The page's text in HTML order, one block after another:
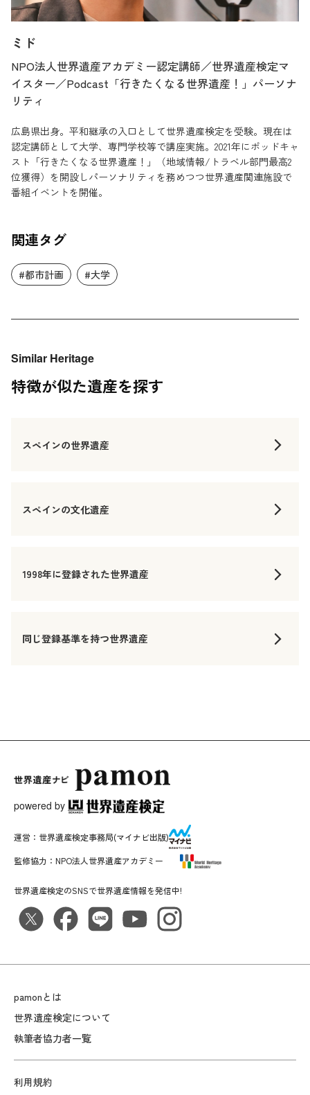
ミド
NPO法人世界遺産アカデミー認定講師／世界遺産検定マ
イスター／Podcast「行きたくなる世界遺産！」パーソナ
リティ
広島県出身。平和継承の入口として世界遺産検定を受験。現在は
認定講師として大学、専門学校等で講座実施。2021年にポッドキャ
スト「行きたくなる世界遺産！」（地域情報/トラベル部門最高2
位獲得）を開設しパーソナリティを務めつつ世界遺産関連施設で
番組イベントを開催。
関連タグ
#都市計画 #大学
Similar Heritage
特徴が似た遺産を探す
スペインの世界遺産
スペインの文化遺産
1998年に登録された世界遺産
同じ登録基準を持つ世界遺産
powered by
pamonとは
世界遺産検定について
執筆者協力者一覧
利用規約
世界遺産検定のSNSで世界遺産情報を発信中!
運営： 世界遺産検定事務局(マイナビ出版)
監修協力： NPO法人世界遺産アカデミー